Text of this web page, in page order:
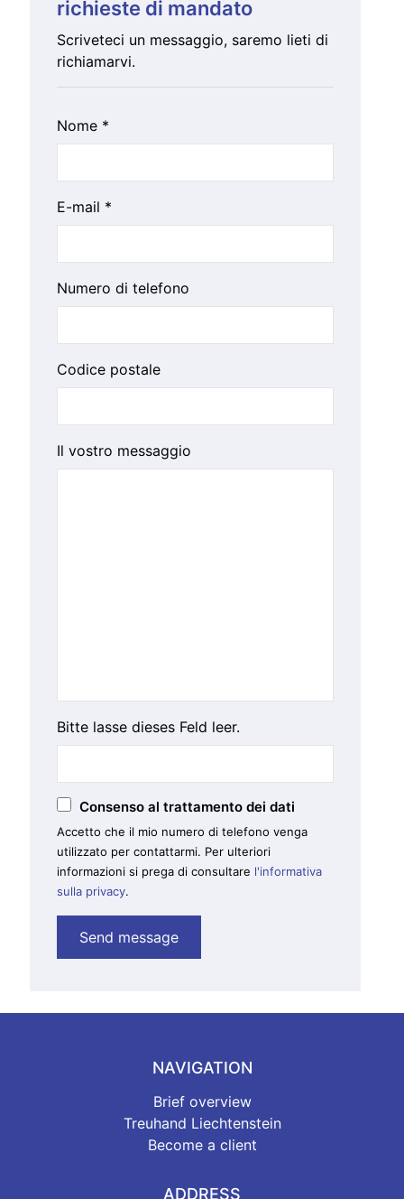
richieste di mandato
Scriveteci un messaggio, saremo lieti di
richiamarvi.
Nome *
E-mail *
Numero di telefono
Codice postale
Il vostro messaggio
Bitte lasse dieses Feld leer.
Consenso al trattamento dei dati
Accetto che il mio numero di telefono venga
utilizzato per contattarmi. Per ulteriori
informazioni si prega di consultare l'informativa
sulla privacy.
NAVIGATION
Brief overview
Treuhand Liechtenstein
Become a client
ADDRESS